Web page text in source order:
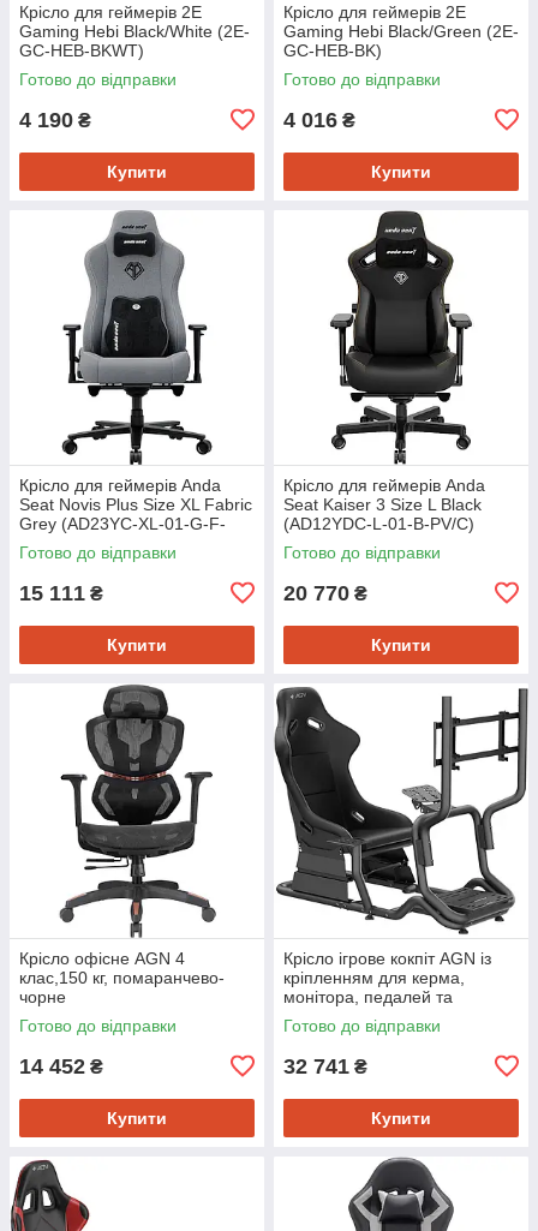
Крісло для геймерів 2E
Gaming Hebi Black/White (2E-
GC-HEB-BKWT)
Готово до відправки
4 190 ₴
Купити
Крісло для геймерів 2E
Gaming Hebi Black/Green (2E-
GC-HEB-BK)
Готово до відправки
4 016 ₴
Купити
Крісло для геймерів Anda
Seat Novis Plus Size XL Fabric
Grey (AD23YC-XL-01-G-F-
G04)
Готово до відправки
15 111 ₴
Купити
Крісло для геймерів Anda
Seat Kaiser 3 Size L Black
(AD12YDC-L-01-B-PV/C)
Готово до відправки
20 770 ₴
Купити
Крісло офісне AGN 4
клас,150 кг, помаранчево-
чорне
Готово до відправки
14 452 ₴
Купити
Крісло ігрове кокпіт AGN із
кріпленням для керма,
монітора, педалей та
коробки передач чорне
Готово до відправки
32 741 ₴
Купити